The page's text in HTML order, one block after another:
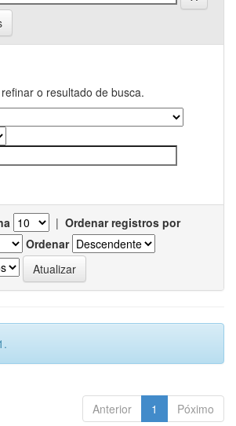
o resultado de busca.
| Ordenar registros por
Ordenar
Anterior 1 Póximo